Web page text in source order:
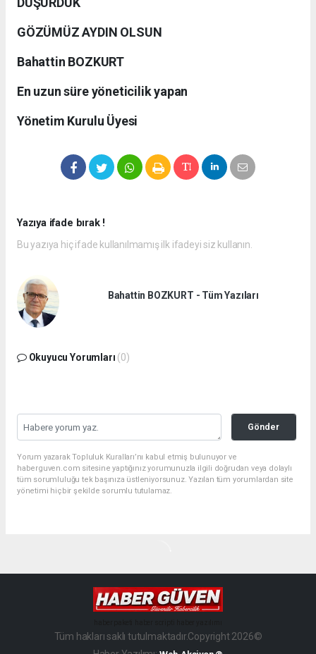
GÖZÜMÜZ AYDIN OLSUN
Bahattin BOZKURT
En uzun süre yöneticilik yapan
Yönetim Kurulu Üyesi
Yazıya ifade bırak !
Bu yazıya hiç ifade kullanılmamış ilk ifadeyi siz kullanın.
Bahattin BOZKURT - Tüm Yazıları
Okuyucu Yorumları (0)
Gönder
Yorum yazarak Topluluk Kuralları’nı kabul etmiş bulunuyor ve
haberguven.com sitesine yaptığınız yorumunuzla ilgili doğrudan veya dolaylı
tüm sorumluluğu tek başınıza üstleniyorsunuz. Yazılan tüm yorumlardan site
yönetimi hiçbir şekilde sorumlu tutulamaz.
Tüm hakları saklı tutulmaktadır.Copyright 2026©